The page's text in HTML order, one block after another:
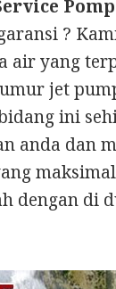
?
air yang
jet
ini
anda dan
dengan di